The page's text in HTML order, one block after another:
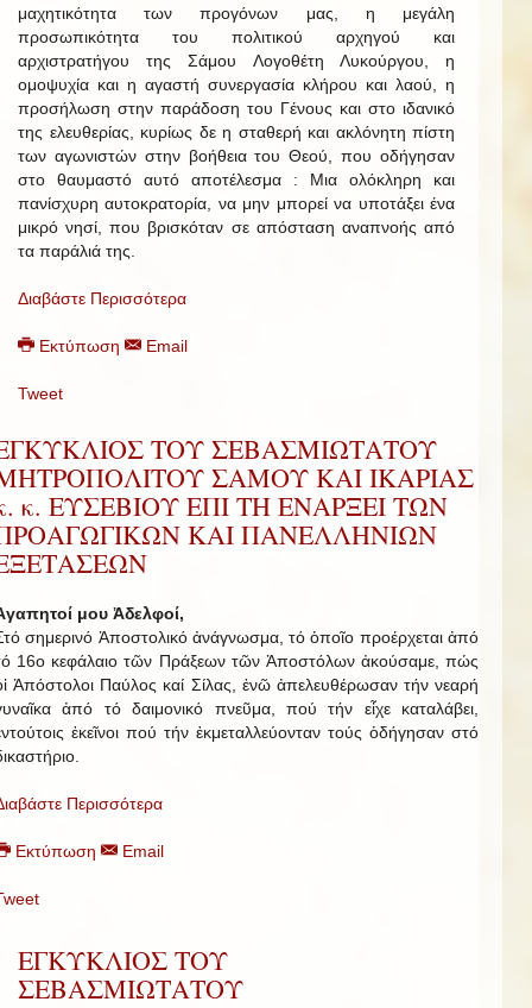
μαχητικότητα των προγόνων μας, η μεγάλη
προσωπικότητα του πολιτικού αρχηγού και
αρχιστρατήγου της Σάμου Λογοθέτη Λυκούργου, η
ομοψυχία και η αγαστή συνεργασία κλήρου και λαού, η
προσήλωση στην παράδοση του Γένους και στο ιδανικό
της ελευθερίας, κυρίως δε η σταθερή και ακλόνητη πίστη
των αγωνιστών στην βοήθεια του Θεού, που οδήγησαν
στο θαυμαστό αυτό αποτέλεσμα : Μια ολόκληρη και
πανίσχυρη αυτοκρατορία, να μην μπορεί να υποτάξει ένα
μικρό νησί, που βρισκόταν σε απόσταση αναπνοής από
τα παράλιά της.
Διαβάστε Περισσότερα
Εκτύπωση Email
Tweet
ΤΟΥ ΣΕΒΑΣΜΙΩΤΑΤΟΥ
ΣΑΜΟΥ ΚΑΙ ΙΚΑΡΙΑΣ
κ. ΕΥΣΕΒΙΟΥ ΕΠΙ ΤΗ ΕΝΑΡΞΕΙ ΤΩΝ
ΚΑΙ ΠΑΝΕΛΛΗΝΙΩΝ
μου Ἀδελφοί,
σημερινό Ἀποστολικό ἀνάγνωσμα, τό ὁποῖο προέρχεται ἀπό
16ο κεφάλαιο τῶν Πράξεων τῶν Ἀποστόλων ἀκούσαμε, πώς
Ἀπόστολοι Παύλος καί Σίλας, ἐνῶ ἀπελευθέρωσαν τήν νεαρή
ἀπό τό δαιμονικό πνεῦμα, πού τήν εἶχε καταλάβει,
ἐκεῖνοι πού τήν ἐκμεταλλεύονταν τούς ὁδήγησαν στό
Περισσότερα
Εκτύπωση Email
ΕΓΚΥΚΛΙΟΣ ΤΟΥ
ΣΕΒΑΣΜΙΩΤΑΤΟΥ